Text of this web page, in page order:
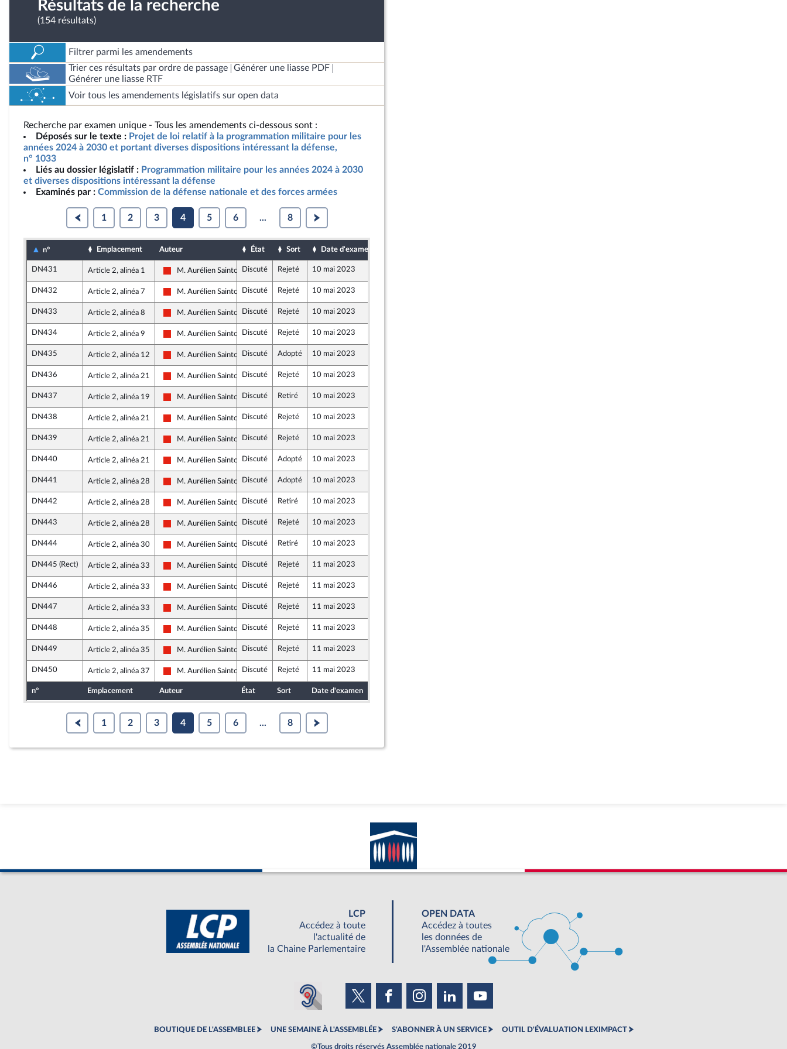
Résultats de la recherche
(154 résultats)
Filtrer parmi les amendements
Trier ces résultats par ordre de passage
Générer une liasse PDF
Générer une liasse RTF
Voir tous les amendements législatifs sur open data
Recherche par examen unique - Tous les amendements ci-dessous sont :
Déposés sur le texte : Projet de loi relatif à la programmation militaire pour les
années 2024 à 2030 et portant diverses dispositions intéressant la défense,
n° 1033
Liés au dossier législatif : Programmation militaire pour les années 2024 à 2030
et diverses dispositions intéressant la défense
Examinés par : Commission de la défense nationale et des forces armées
1 2 3 4 5 6 ... 8
n° Emplacement Auteur État Sort Date d'examen
DN431 Article 2, alinéa 1
La France insoumise - Nouvelle Union Populaire écologique et sociale
M. Aurélien SaintoulDiscuté Rejeté 10 mai 2023
DN432 Article 2, alinéa 7
La France insoumise - Nouvelle Union Populaire écologique et sociale
M. Aurélien SaintoulDiscuté Rejeté 10 mai 2023
DN433 Article 2, alinéa 8
La France insoumise - Nouvelle Union Populaire écologique et sociale
M. Aurélien SaintoulDiscuté Rejeté 10 mai 2023
DN434 Article 2, alinéa 9
La France insoumise - Nouvelle Union Populaire écologique et sociale
M. Aurélien SaintoulDiscuté Rejeté 10 mai 2023
DN435 Article 2, alinéa 12
La France insoumise - Nouvelle Union Populaire écologique et sociale
M. Aurélien SaintoulDiscuté Adopté 10 mai 2023
DN436 Article 2, alinéa 21
La France insoumise - Nouvelle Union Populaire écologique et sociale
M. Aurélien SaintoulDiscuté Rejeté 10 mai 2023
DN437 Article 2, alinéa 19
La France insoumise - Nouvelle Union Populaire écologique et sociale
M. Aurélien SaintoulDiscuté Retiré 10 mai 2023
DN438 Article 2, alinéa 21
La France insoumise - Nouvelle Union Populaire écologique et sociale
M. Aurélien SaintoulDiscuté Rejeté 10 mai 2023
DN439 Article 2, alinéa 21
La France insoumise - Nouvelle Union Populaire écologique et sociale
M. Aurélien SaintoulDiscuté Rejeté 10 mai 2023
DN440 Article 2, alinéa 21
La France insoumise - Nouvelle Union Populaire écologique et sociale
M. Aurélien SaintoulDiscuté Adopté 10 mai 2023
DN441 Article 2, alinéa 28
La France insoumise - Nouvelle Union Populaire écologique et sociale
M. Aurélien SaintoulDiscuté Adopté 10 mai 2023
DN442 Article 2, alinéa 28
La France insoumise - Nouvelle Union Populaire écologique et sociale
M. Aurélien SaintoulDiscuté Retiré 10 mai 2023
DN443 Article 2, alinéa 28
La France insoumise - Nouvelle Union Populaire écologique et sociale
M. Aurélien SaintoulDiscuté Rejeté 10 mai 2023
DN444 Article 2, alinéa 30
La France insoumise - Nouvelle Union Populaire écologique et sociale
M. Aurélien SaintoulDiscuté Retiré 10 mai 2023
DN445 (Rect) Article 2, alinéa 33
La France insoumise - Nouvelle Union Populaire écologique et sociale
M. Aurélien SaintoulDiscuté Rejeté 11 mai 2023
DN446 Article 2, alinéa 33
La France insoumise - Nouvelle Union Populaire écologique et sociale
M. Aurélien SaintoulDiscuté Rejeté 11 mai 2023
DN447 Article 2, alinéa 33
La France insoumise - Nouvelle Union Populaire écologique et sociale
M. Aurélien SaintoulDiscuté Rejeté 11 mai 2023
DN448 Article 2, alinéa 35
La France insoumise - Nouvelle Union Populaire écologique et sociale
M. Aurélien SaintoulDiscuté Rejeté 11 mai 2023
DN449 Article 2, alinéa 35
La France insoumise - Nouvelle Union Populaire écologique et sociale
M. Aurélien SaintoulDiscuté Rejeté 11 mai 2023
DN450 Article 2, alinéa 37
La France insoumise - Nouvelle Union Populaire écologique et sociale
M. Aurélien SaintoulDiscuté Rejeté 11 mai 2023
n° Emplacement Auteur État Sort Date d'examen
1 2 3 4 5 6 ... 8
LCP
Accédez à toute
l'actualité de
la Chaine Parlementaire
OPEN DATA
Accédez à toutes
les données de
l'Assemblée nationale
BOUTIQUE DE L'ASSEMBLEE UNE SEMAINE À L'ASSEMBLÉE S'ABONNER À UN SERVICE OUTIL D'ÉVALUATION LEXIMPACT
©Tous droits réservés Assemblée nationale 2019